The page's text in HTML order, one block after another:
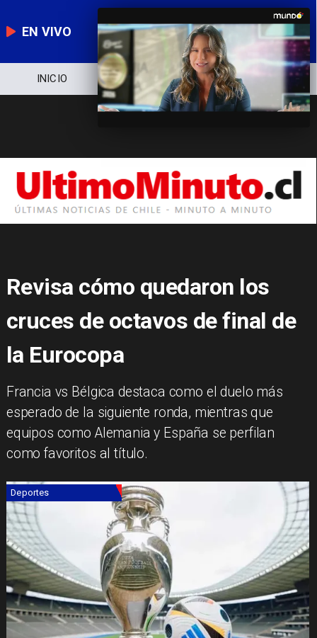
EN VIVO
NOTICIERO POLÍTICA ECONOMÍA
Revisa cómo quedaron los
cruces de octavos de final de
la Eurocopa
Francia vs Bélgica destaca como el duelo más
esperado de la siguiente ronda, mientras que
equipos como Alemania y España se perfilan
como favoritos al título.
Deportes